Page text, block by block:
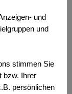
(4)
(3)
und
und
stimmen Sie
bzw. Ihrer
persönlichen